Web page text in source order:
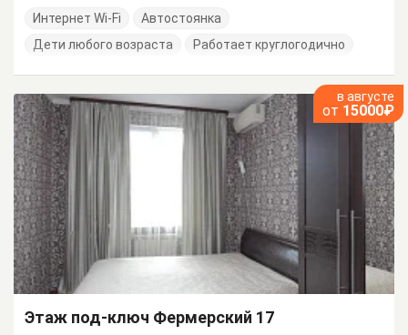
Интернет Wi-Fi
Автостоянка
Дети любого возраста
Работает круглогодично
в августе
от 15000₽
Этаж под-ключ Фермерский 17